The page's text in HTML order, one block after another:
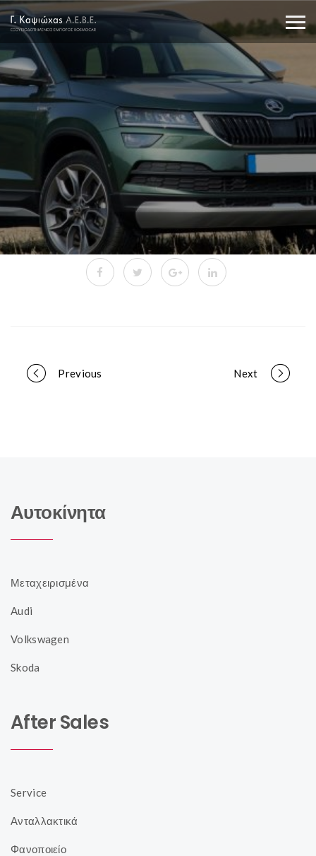
Portfolio
Previous Next
Αυτοκίνητα
Μεταχειρισμένα
Audi
Volkswagen
Skoda
After Sales
Service
Ανταλλακτικά
Φανοποιείο